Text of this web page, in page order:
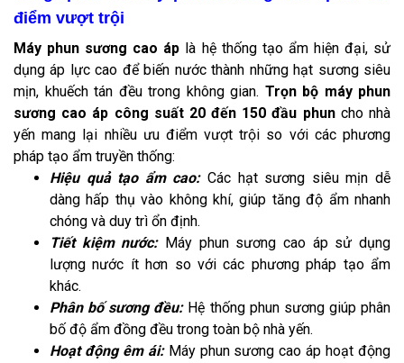
điểm vượt trội
Máy phun sương cao áp là hệ thống tạo ẩm hiện đại, sử
dụng áp lực cao để biến nước thành những hạt sương siêu
mịn, khuếch tán đều trong không gian. Trọn bộ máy phun
sương cao áp công suất 20 đến 150 đầu phuncho nhà
yến mang lại nhiều ưu điểm vượt trội so với các phương
pháp tạo ẩm truyền thống:
Hiệu quả tạo ẩm cao:Các hạt sương siêu mịn dễ
dàng hấp thụ vào không khí, giúp tăng độ ẩm nhanh
chóng và duy trì ổn định.
Tiết kiệm nước: Máy phun sương cao áp sử dụng
lượng nước ít hơn so với các phương pháp tạo ẩm
khác.
Phân bố sương đều: Hệ thống phun sương giúp phân
bố độ ẩm đồng đều trong toàn bộ nhà yến.
Hoạt động êm ái:Máy phun sương cao áp hoạt động